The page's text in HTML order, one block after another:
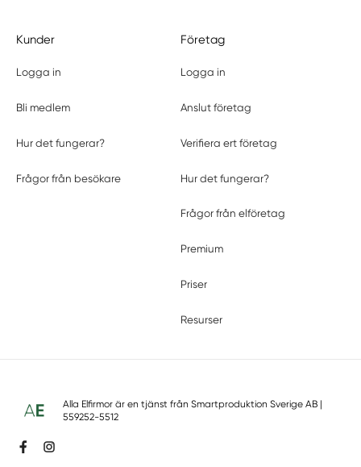
Kunder
Logga in
Bli medlem
Hur det fungerar?
Frågor från besökare
Företag
Logga in
Anslut företag
Verifiera ert företag
Hur det fungerar?
Frågor från elföretag
Premium
Priser
Resurser
Alla Elfirmor är en tjänst från Smartproduktion Sverige AB|
559252-5512